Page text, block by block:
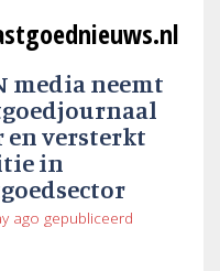
media neemt
en versterkt
in
ago gepubliceerd